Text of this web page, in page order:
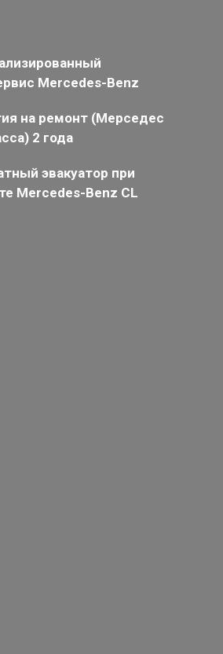
Mercedes-Benz
на ремонт (Мерседес
2 года
эвакуатор при
Mercedes-Benz CL